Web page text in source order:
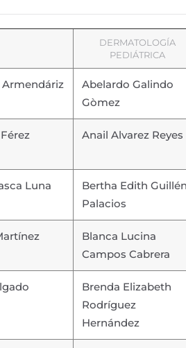
DERMATOLOGÍA
PEDIÁTRICA
Armendáriz
Abelardo Galindo
Gòmez
Anail Alvarez Reyes
Luna
Bertha Edith Guillén
Palacios
Blanca Lucina
Campos Cabrera
Brenda Elizabeth
Rodríguez
Hernández